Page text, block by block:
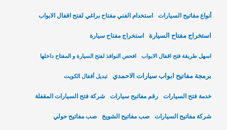
أنواع مفاتيح السيارات استخدام الفني مفتاح براغي لفتح اقفال الابواب
استخراج مفتاح السيارة استخراج مفتاح سيارة
اسهل طريقة فتح اقفال الابواب افحص النوافذ لفتح السيارة و المفتاح داخلها
برمجة مفاتيح ابواب سيارات الاحمدي تبديل أقفال الكويت
خدمة فتح السيارات رقم مفاتيح سيارات شركة فتح السيارات المقفلة
شركة مفاتيح السيارات صب مفاتيح الشويخ صب مفاتيح حولي